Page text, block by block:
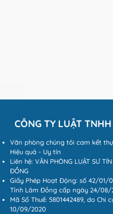
CÔNG TY LUẬT
Văn phòng chúng tôi cam kết
Hiệu quả - Uy tín
Liên hệ: VĂN PHÒNG LUẬT SƯ
ĐỒNG
Giấy Phép Hoạt Động: số 42/01/
Tỉnh Lâm Đồng cấp ngày 24/08/
Mã Số Thuế: 5801442489, do
10/09/2020